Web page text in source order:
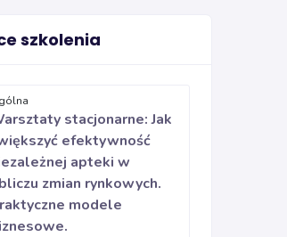
szkolenia
stacjonarne: Jak
efektywność
apteki w
zmian rynkowych.
modele